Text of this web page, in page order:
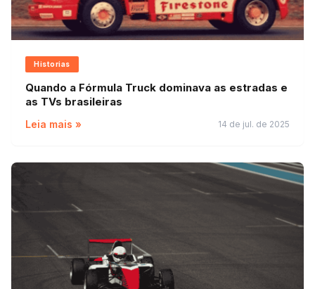
Historias
Quando a Fórmula Truck dominava as estradas e
as TVs brasileiras
Leia mais » 14 de jul. de 2025